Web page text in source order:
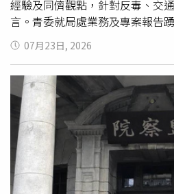
有的權利還給勞工。台灣國際勞
台灣引進移工已有37年，但現行
移工負擔退休金，形同把移工視
應全面將移工納入退休保障制度
訴求作出回應。國民黨團書記長
是開始，立法院不能因執政黨怠
與勞工站在一起，共同捍衛勞工
洳透露，雇主最低提繳率維持6
感，也感受不到政府對退休保障
法排審。另據《三立新聞網》報
法定提繳率，出席公聽會的勞動
制自2005年實施以來，已成為台
經驗及同儕觀點，針對反毒、交
言。青委就局處業務及專案報告
團隊的努力。(圖片提供／台南
4屆青年事務委員會自上任以來
活、校園學習、數位應用及公共
意與實用性的建議。市府各局處
伴，在政策規劃初期即納入青年
為可行措施。針對近期社會關注
毒品唾液快篩制度已全面上路，
臨罰鍰外，車輛將移置保管，並
者，將處新臺幣18萬元罰鍰並吊
擇，更可能危及所有用路人的生
07月23日, 2026